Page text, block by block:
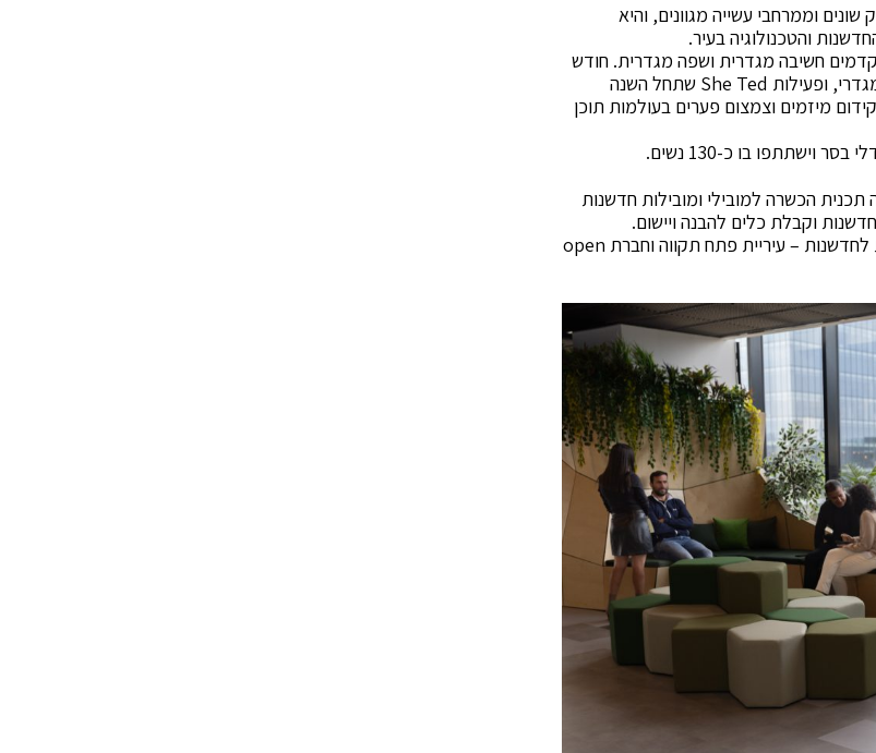
וממרחבי עשייה מגוונים, והיא
והטכנולוגיה בעיר.
חשיבה מגדרית ושפה מגדרית. חודש
האישה שם זרקור על הפעילות שאנו מקדמים להעצמה נשית ולשוויון מגדרי, ופעילות She Ted שתחל השנה
מיזמים וצמצום פערים בעולמות תוכן
הכשרה למובילי ומובילות חדשנות
וקבלת כלים להבנה ויישום.
התכניתInnovate to Lead תתקיים במסגרת שיתוף פעולה של הבית לחדשנות – עיריית פתח תקווה וחברת open